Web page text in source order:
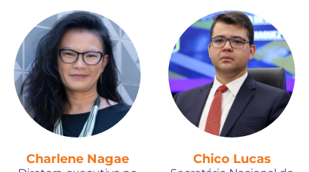
Charlene Nagae Chico Lucas